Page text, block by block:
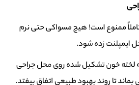
کاملاً ممنوع است! هیچ مسواکی حتی نرم
ایمپلنت زده شود.
خون تشکیل شده روی محل جراحی
تا روند بهبود طبیعی اتفاق بیفتد.